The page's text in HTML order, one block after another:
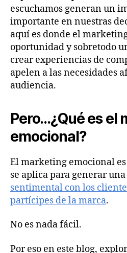
escuchamos generan un
importante en nuestras
aquí es donde el
oportunidad y sobretodo
crear experiencias de
apelen a las necesidades
audiencia.
Pero…¿Qué es el
emocional?
El marketing emocional
se aplica para generar una
sentimental con los
partícipes de la marca.
No es nada fácil.
Por eso en este blog,